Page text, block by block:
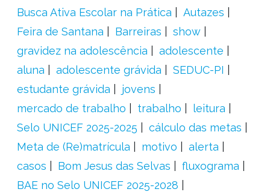
Busca Ativa Escolar na Prática
Autazes
Feira de Santana
Barreiras
show
gravidez na adolescência
adolescente
aluna
adolescente grávida
SEDUC-PI
estudante grávida
jovens
mercado de trabalho
trabalho
leitura
Selo UNICEF 2025-2025
cálculo das metas
Meta de (Re)matrícula
motivo
alerta
casos
Bom Jesus das Selvas
fluxograma
BAE no Selo UNICEF 2025-2028